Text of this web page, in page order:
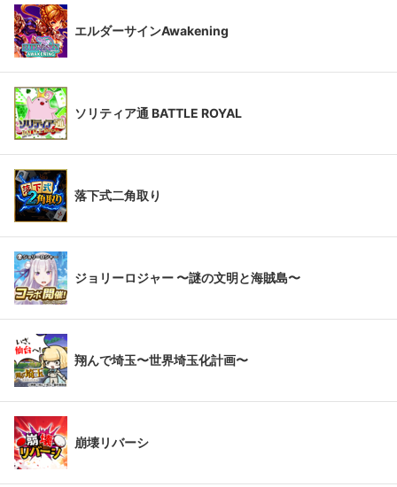
エルダーサインAwakening
ソリティア通 BATTLE ROYAL
落下式二角取り
ジョリーロジャー 〜謎の文明と海賊島〜
翔んで埼玉〜世界埼玉化計画〜
崩壊リバーシ